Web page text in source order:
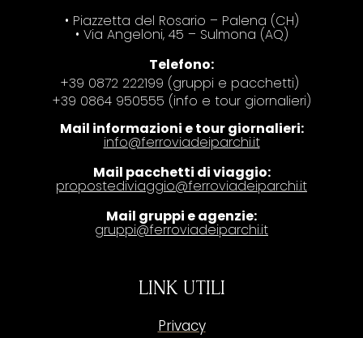
• Piazzetta del Rosario – Palena (CH)
• Via Angeloni, 45 – Sulmona (AQ)
Telefono:
+39 0872 222199 (gruppi e pacchetti)
+39 0864 950555 (info e tour giornalieri)
Mail informazioni e tour giornalieri:
info@ferroviadeiparchi.it
Mail pacchetti di viaggio:
propostediviaggio@ferroviadeiparchi.it
Mail gruppi e agenzie:
gruppi@ferroviadeiparchi.it
LINK UTILI
Privacy